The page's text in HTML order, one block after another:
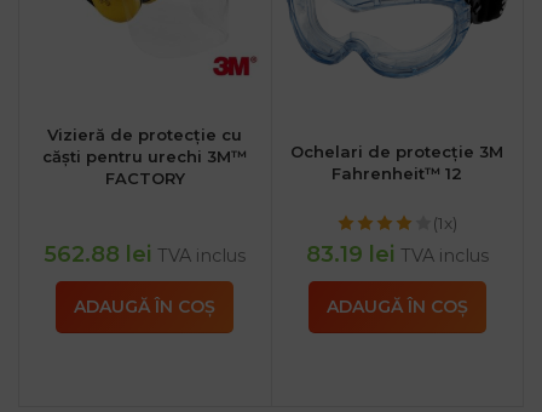
Vizieră de protecție cu
căști pentru urechi 3M™
FACTORY
562.88 lei TVA inclus
ADAUGĂ ÎN COȘ
Ochelari de protecție 3M
Fahrenheit™ 12
(1x)
83.19 lei TVA inclus
ADAUGĂ ÎN COȘ